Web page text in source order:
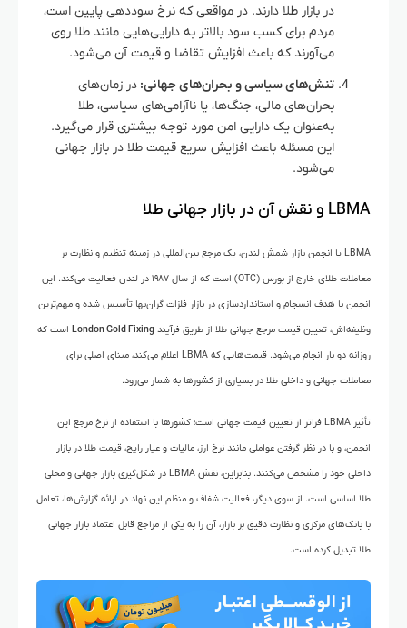
در بازار طلا دارند. در مواقعی که نرخ سوددهی پایین است،
مردم برای کسب سود بالاتر به دارایی‌هایی مانند طلا روی
می‌آورند که باعث افزایش تقاضا و قیمت آن می‌شود.
تنش‌های سیاسی و بحران‌های جهانی: در زمان‌های
بحران‌های مالی، جنگ‌ها، یا ناآرامی‌های سیاسی، طلا
به‌عنوان یک دارایی امن مورد توجه بیشتری قرار می‌گیرد.
این مسئله باعث افزایش سریع قیمت طلا در بازار جهانی
می‌شود.
LBMA و نقش آن در بازار جهانی طلا
LBMA یا انجمن بازار شمش لندن، یک مرجع بین‌المللی در زمینه تنظیم و نظارت بر
معاملات طلای خارج از بورس (OTC) است که از سال ۱۹۸۷ در لندن فعالیت می‌کند. این
انجمن با هدف انسجام و استانداردسازی در بازار فلزات گران‌بها تأسیس شده و مهم‌ترین
وظیفه‌اش، تعیین قیمت مرجع جهانی طلا از طریق فرآیند London Gold Fixing است که
روزانه دو بار انجام می‌شود. قیمت‌هایی که LBMA اعلام می‌کند، مبنای اصلی برای
معاملات جهانی و داخلی طلا در بسیاری از کشورها به شمار می‌رود.
تأثیر LBMA فراتر از تعیین قیمت جهانی است؛ کشورها با استفاده از نرخ مرجع این
انجمن، و با در نظر گرفتن عواملی مانند نرخ ارز، مالیات و عیار رایج، قیمت طلا در بازار
داخلی خود را مشخص می‌کنند. بنابراین، نقش LBMA در شکل‌گیری بازار جهانی و محلی
طلا اساسی است. از سوی دیگر، فعالیت شفاف و منظم این نهاد در ارائه گزارش‌ها، تعامل
با بانک‌های مرکزی و نظارت دقیق بر بازار، آن را به یکی از مراجع قابل اعتماد بازار جهانی
طلا تبدیل کرده است.